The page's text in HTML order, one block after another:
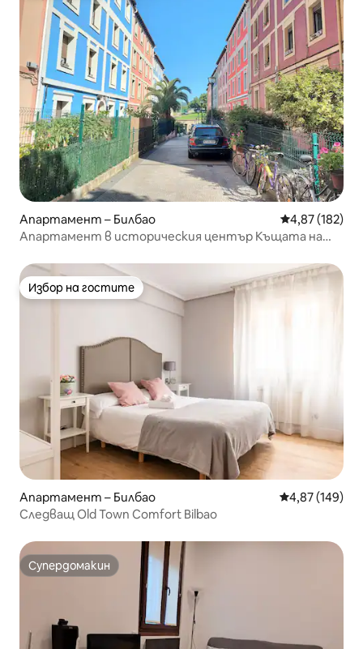
Апартамент – Билбао Средна
4,87 (182)
Апартамент в историческия център Къщата на
Избор на гостите
Избор на гостите
Апартамент – Билбао Средна
4,87 (149)
Следващ Old Town Comfort Bilbao
Супердомакин
Супердомакин